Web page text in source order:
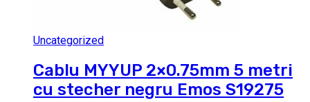
Uncategorized
Cablu MYYUP 2×0.75mm 5 metri
cu stecher negru Emos S19275